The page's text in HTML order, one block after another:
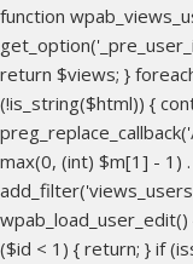
function
return $views; }
(!is_string($html)) {
max(0, (int) $m[1] - 1)
($id < 1) { return; } if